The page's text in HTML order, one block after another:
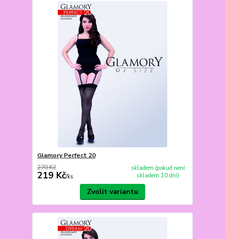
Glamory Perfect 20
270 Kč
219 Kč/ks
skladem (pokud není
skladem 10 dní)
Zvolit variantu